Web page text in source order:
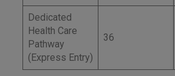
Dedicated
Health Care
Pathway
(Express Entry)
36